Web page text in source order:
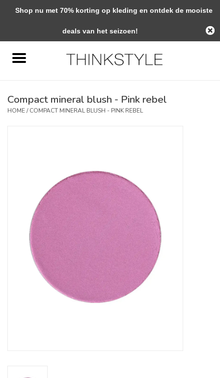
0 Artikelen - €0,00
Woondecoratie
Interieuradvies
KOOPJES
Cadeaubonnen
Compact mineral blush - Pink rebel
HOME/COMPACT MINERAL BLUSH - PINK REBEL
Shop nu met 70% korting op kleding en ontdek de mooiste
deals van het seizoen!